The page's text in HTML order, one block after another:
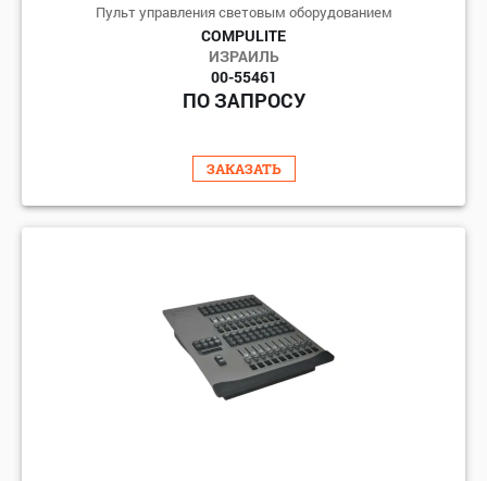
Пульт управления световым оборудованием
COMPULITE
ИЗРАИЛЬ
00-55461
ПО ЗАПРОСУ
ЗАКАЗАТЬ